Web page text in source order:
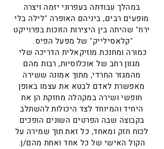
במהלך עבודתה בעפרוני יזמה ויצרה
מופעים רבים, ביניהם האופרה "לילה בלי
ירח" שהיתה בין היצירות הזוכות בפרוייקט
"קלאסילייק" של מפעל הפיס.
כמורה ומחנכת מוזיקאלית הדריכה שלי
מגוון רחב של אוכלוסיות, רבות מהם
מהמגזר החרדי, מתוך אמונה ששירה
מאפשרת לאדם לבטא את עצמו באופן
חופשי ושירה במקהלה מחזקת הן את
היחיד והמיוחד לצד היכולות להשתלב
בקבוצה שבה הפרטים השונים הופכים
לכוח חזק ומאחד, כל זאת תוך שמירה על
הקול האישי של כל אחד ואחת מהם/ן.